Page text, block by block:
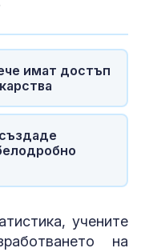
имат достъп
учените
на